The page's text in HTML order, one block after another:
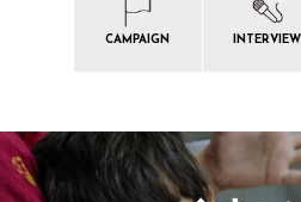
CAMPAIGN INTERVIEW